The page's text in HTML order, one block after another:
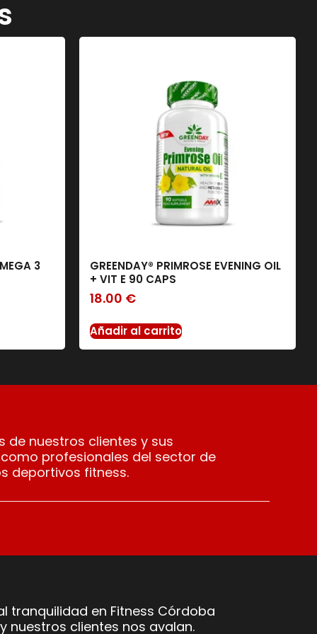
3
GREENDAY® PRIMROSE EVENING OIL
+ VIT E 90 CAPS
18.00 €
Añadir al carrito
de nuestros clientes y sus
profesionales del sector de
deportivos fitness.
tranquilidad en Fitness Córdoba
nuestros clientes nos avalan.